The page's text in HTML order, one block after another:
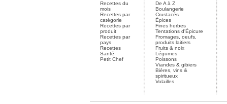
Recettes du
mois
Recettes par
catégorie
Recettes par
produit
Recettes par
pays
Recettes
Santé
Petit Chef
De A à Z
Boulangerie
Crustacés
Épices
Fines herbes
Tentations d'Épicure
Fromages, oeufs,
produits laitiers
Fruits & noix
Légumes
Poissons
Viandes & gibiers
Bières, vins &
spiritueux
Volailles